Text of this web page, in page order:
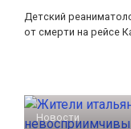
Детский
от смерти на рейсе
Новости